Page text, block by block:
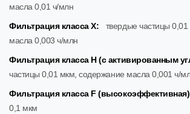
масла 0,01 ч/млн
Фильтрация класса X:
твердые частицы
масла 0,003 ч/млн
Фильтрация класса H (с активированным
частицы 0,01 мкм, содержание масла 0,001 ч/
Фильтрация класса F
0,1 мкм